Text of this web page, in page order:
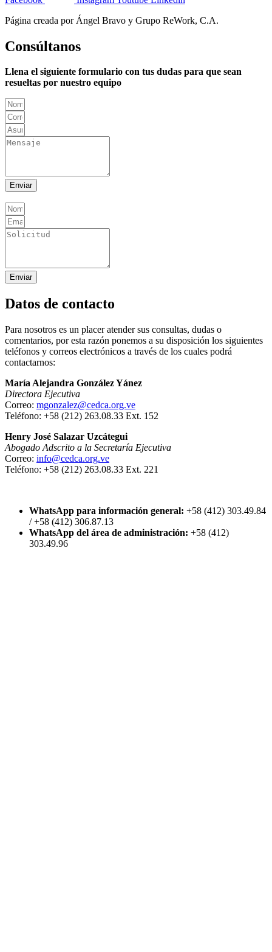
Página creada por Ángel Bravo y Grupo ReWork, C.A.
Consúltanos
Llena el siguiente formulario con tus dudas para que sean
resueltas por nuestro equipo
Enviar
Enviar
Datos de contacto
Para nosotros es un placer atender sus consultas, dudas o
comentarios, por esta razón ponemos a su disposición los siguientes
teléfonos y correos electrónicos a través de los cuales podrá
contactarnos:
María Alejandra González Yánez
Directora Ejecutiva
Correo: mgonzalez@cedca.org.ve
Teléfono: +58 (212) 263.08.33 Ext. 152
Henry José Salazar Uzcátegui
Abogado Adscrito a la Secretaría Ejecutiva
Correo: info@cedca.org.ve
Teléfono: +58 (212) 263.08.33 Ext. 221
WhatsApp para información general: +58 (412) 303.49.84
/ +58 (412) 306.87.13
WhatsApp del área de administración: +58 (412)
303.49.96